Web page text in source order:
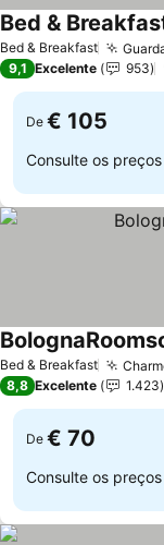
Bed & Breakfast
Bed &
9,1 Excelente 953
De € 105
Consulte os
Bed & Breakfast
8,8 Excelente 1.423
De € 70
Consulte os